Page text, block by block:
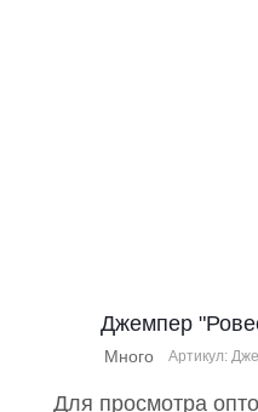
Джемпер
Много Артикул:
Для просмотра